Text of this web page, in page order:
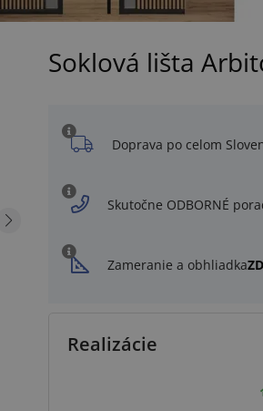
Soklová lišta
Doprava po celom
Skutočne ODBORNÉ
Zameranie a obhliadka
Realizácie